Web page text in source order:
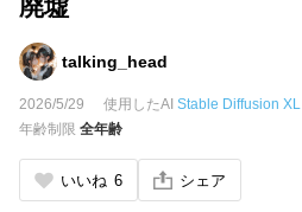
廃墟
talking_head
2026/5/29 使用したAI Stable Diffusion XL
年齢制限 全年齢
いいね 6 シェア